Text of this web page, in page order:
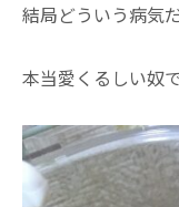
結局どういう病気
本当愛くるしい奴